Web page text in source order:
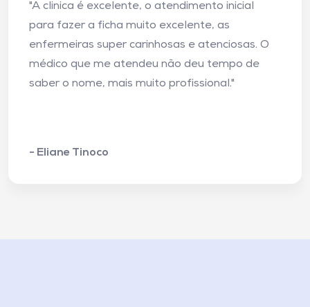
"A clinica é excelente, o atendimento inicial
para fazer a ficha muito excelente, as
enfermeiras super carinhosas e atenciosas. O
médico que me atendeu não deu tempo de
saber o nome, mais muito profissional."
- Eliane Tinoco